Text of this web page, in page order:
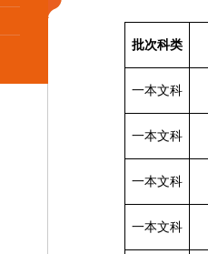
批次科类
一本文科
一本文科
一本文科
一本文科